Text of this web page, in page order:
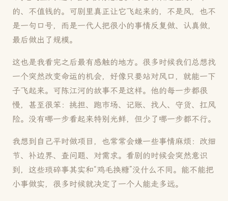
的、不值钱的。可剧里真正让它飞起来的，不是风，也不
是一句口号，而是一代人把很小的事情反复做、认真做，
最后做出了规模。
这也是我看完之后最有感触的地方。很多时候我们总想找
一个突然改变命运的机会，好像只要站对风口，就能一下
子飞起来。可陈江河的故事不是这样。他的每一步都很
慢，甚至很笨：挑担、跑市场、记账、找人、守货、扛风
险。没有哪一步看起来特别光鲜，但少了哪一步都不行。
我想到自己平时做项目，也常常会嫌一些事情麻烦：改细
节、补边界、查问题、对需求。看剧的时候会突然意识
到，这些琐碎事其实和“鸡毛换糖”没什么不同。能不能把
小事做实，很多时候就决定了一个人能走多远。